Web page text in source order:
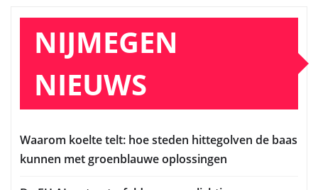
NIJMEGEN
NIEUWS
Waarom koelte telt: hoe steden hittegolven de baas
kunnen met groenblauwe oplossingen